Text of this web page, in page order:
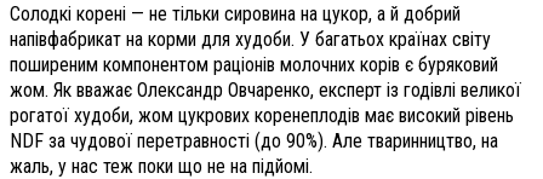
Солодкі корені — не тільки сировина на цукор, а й добрий
напівфабрикат на корми для худоби. У багатьох країнах світу
поширеним компонентом раціонів молочних корів є буряковий
жом. Як вважає Олександр Овчаренко, експерт із годівлі великої
рогатої худоби, жом цукрових коренеплодів має високий рівень
NDF за чудової перетравності (до 90%). Але тваринництво, на
жаль, у нас теж поки що не на підйомі.